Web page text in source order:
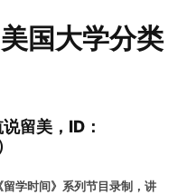
国大学分类
留美，ID：
学时间》系列节目录制，讲